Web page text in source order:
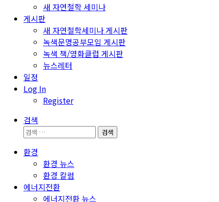
새 자연철학 세미나
게시판
새 자연철학세미나 게시판
녹색문명공부모임 게시판
녹색 책/영화클럽 게시판
뉴스레터
일정
Log In
Register
검색
검
환경
환경 뉴스
환경 칼럼
에너지전환
에너지전환 뉴스